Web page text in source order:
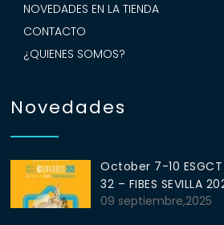
NOVEDADES EN LA TIENDA
CONTACTO
¿QUIENES SOMOS?
Novedades
October 7-10 ESGCT
32 – FIBES SEVILLA
09 septiembre,2025